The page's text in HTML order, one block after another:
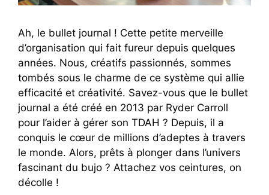
Ah, le bullet journal ! Cette petite merveille
d’organisation qui fait fureur depuis quelques
années. Nous, créatifs passionnés, sommes
tombés sous le charme de ce système qui allie
efficacité et créativité. Savez-vous que le bullet
journal a été créé en 2013 par Ryder Carroll
pour l’aider à gérer son TDAH ? Depuis, il a
conquis le cœur de millions d’adeptes à travers
le monde. Alors, prêts à plonger dans l’univers
fascinant du bujo ? Attachez vos ceintures, on
décolle !